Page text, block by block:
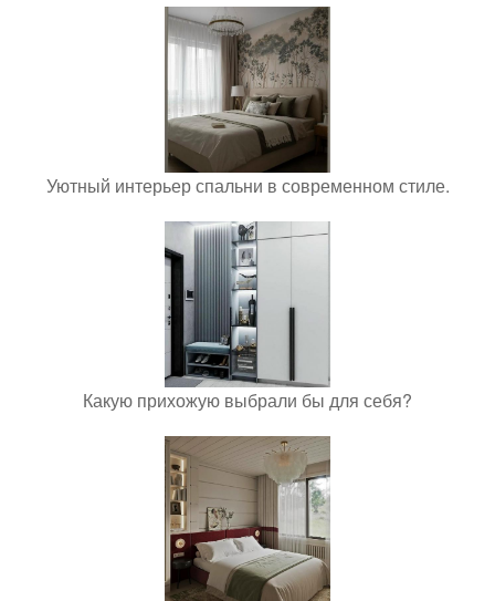
Уютный интерьер спальни в современном стиле.
Какую прихожую выбрали бы для себя?